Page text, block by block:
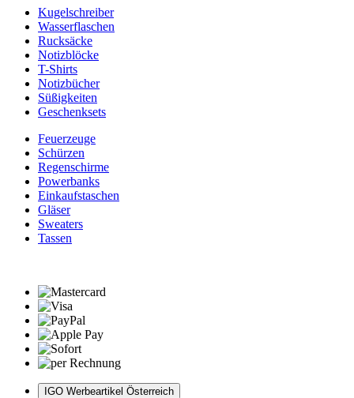
Kugelschreiber
Wasserflaschen
Rucksäcke
Notizblöcke
T-Shirts
Notizbücher
Süßigkeiten
Geschenksets
Feuerzeuge
Schürzen
Regenschirme
Powerbanks
Einkaufstaschen
Gläser
Sweaters
Tassen
IGO Werbeartikel Österreich